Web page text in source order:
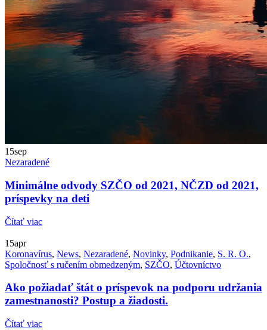
15sep
Nezaradené
Minimálne odvody SZČO od 2021, NČZD od 2021,
príspevky na deti
Čítať viac
15apr
Koronavírus, News, Nezaradené, Novinky, Podnikanie, S. R. O.,
Spoločnosť s ručením obmedzeným, SZČO, Účtovníctvo
Ako požiadať štát o príspevok na podporu udržania
zamestnanosti? Postup a žiadosti.
Čítať viac